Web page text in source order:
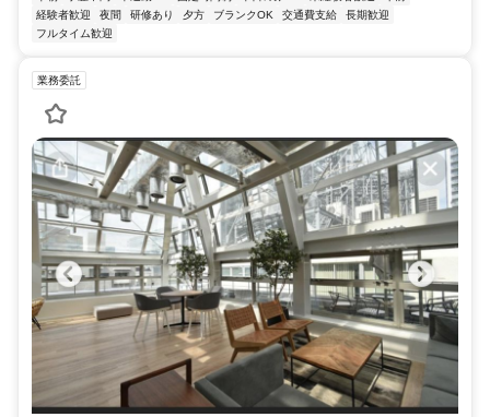
経験者歓迎
夜間 研修あり 夕方 ブランクOK 交通費支給
長期歓迎
フルタイム歓迎
業務委託